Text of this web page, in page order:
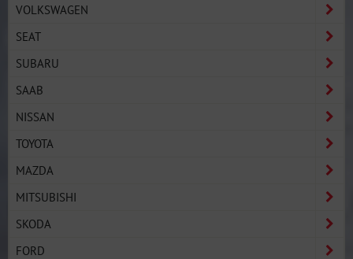
VOLKSWAGEN
SEAT
SUBARU
SAAB
NISSAN
TOYOTA
MAZDA
MITSUBISHI
SKODA
FORD